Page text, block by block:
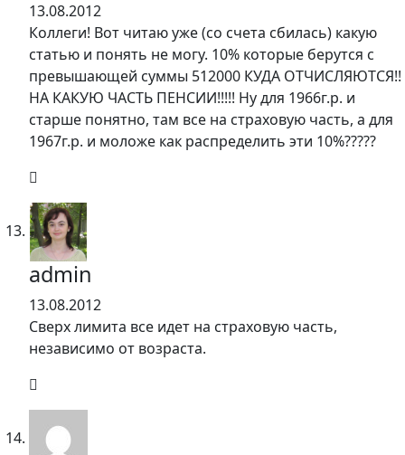
13.08.2012
Коллеги! Вот читаю уже (со счета сбилась) какую
статью и понять не могу. 10% которые берутся с
превышающей суммы 512000 КУДА ОТЧИСЛЯЮТСЯ!!
НА КАКУЮ ЧАСТЬ ПЕНСИИ!!!!! Ну для 1966г.р. и
старше понятно, там все на страховую часть, а для
1967г.р. и моложе как распределить эти 10%?????
admin
13.08.2012
Сверх лимита все идет на страховую часть,
независимо от возраста.